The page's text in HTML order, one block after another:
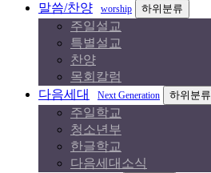
말씀/찬양
worship 하위분류
주일설교
특별설교
찬양
목회칼럼
다음세대
Next Generation 하위분류
주일학교
청소년부
한글학교
다음세대소식